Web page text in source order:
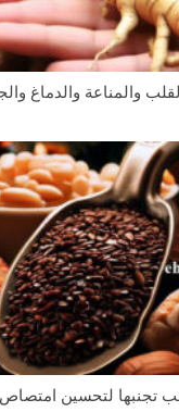
والمناعة والدماغ
تجنبها لتحسين امتصاص